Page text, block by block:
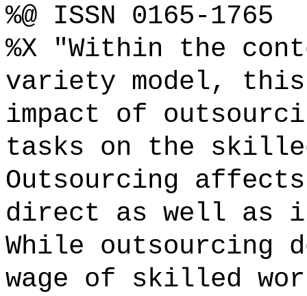
%@ ISSN 0165-1765
%X "Within the
variety model, this
impact of
tasks on the
Outsourcing
direct as well as
While outsourcing
wage of skilled